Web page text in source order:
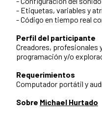
- Etiquetas, variables y
- Código en tiempo real
Perfil del participante
Creadores, profesionales
programación y/o
Requerimientos
Computador portátil y
Sobre Michael Hurtado